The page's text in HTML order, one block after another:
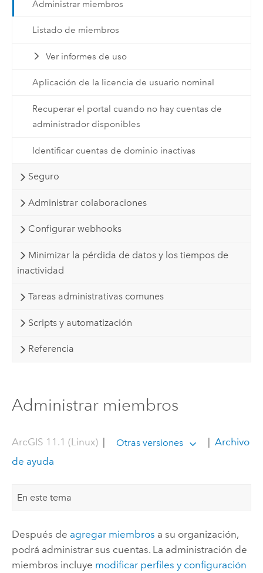
Administrar miembros
Listado de miembros
Ver informes de uso
Aplicación de la licencia de usuario nominal
Recuperar el portal cuando no hay cuentas de
administrador disponibles
Identificar cuentas de dominio inactivas
Seguro
Administrar colaboraciones
Configurar webhooks
Minimizar la pérdida de datos y los tiempos de
inactividad
Tareas administrativas comunes
Scripts y automatización
Referencia
Administrar miembros
ArcGIS 11.1 (Linux)| Otras versiones
Archivo
de ayuda
En este tema
Después de agregar miembros a su organización,
podrá administrar sus cuentas. La administración de
miembros incluye modificar perfiles y configuración